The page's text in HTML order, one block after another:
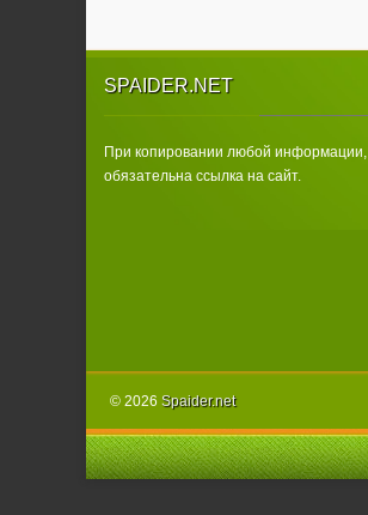
SPAIDER.NET
При копировании любой информации,
обязательна ссылка на сайт.
© 2026 Spаider.net